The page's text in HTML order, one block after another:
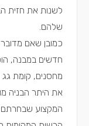
לשנות את חזית
שלהם.
כמובן שאם
חדשים במבנה,
מחסנים, קומת גג
את היתר הבניה
המקצוע שבחרתם